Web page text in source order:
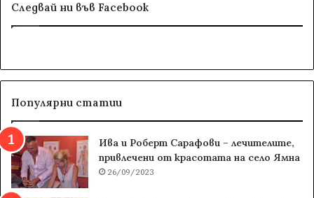
Следвай ни във Facebook
Популярни статии
Ива и Роберт Сарафови – лечителите,
привлечени от красотата на село Ямна
26/09/2023